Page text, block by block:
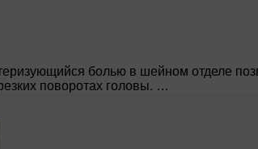
болью в шейном отделе
поворотах головы. …